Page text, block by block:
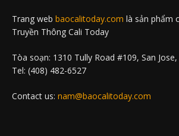
Trang web baocalitoday.com là sản phẩm
Truyền Thông Cali Today
Tòa soạn: 1310 Tully Road #109, San Jose,
Tel: (408) 482-6527
Contact us: nam@baocalitoday.com